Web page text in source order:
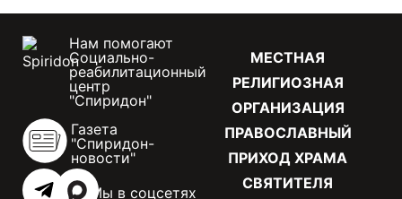
МЕСТНАЯ
РЕЛИГИОЗНАЯ
ОРГАНИЗАЦИЯ
ПРАВОСЛАВНЫЙ
ПРИХОД ХРАМА
СВЯТИТЕЛЯ
Нам помогают
Социально-
реабилитационный
центр
"Спиридон"
Газета
"Спиридон-
новости"
Мы в соцсетях